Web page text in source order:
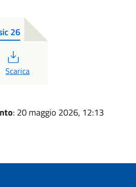
26
PDF
Scarica
: 20 maggio 2026, 12:13